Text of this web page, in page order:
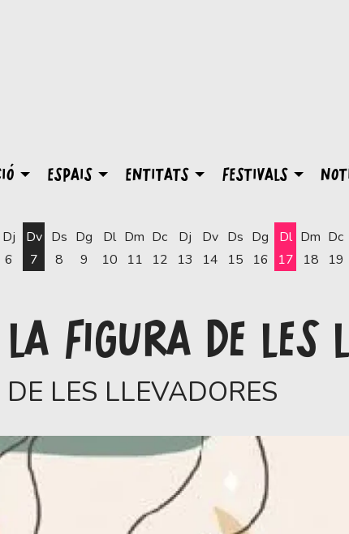
ESPAIS ENTITATS FESTIVALS
Dj
6
Dv
7
Ds
8
Dg
9
Dl
10
Dm
11
Dc
12
Dj
13
Dv
14
Ds
15
Dg
16
Dl
17
Dm
18
Dc
19
FIGURA DE LES
LES LLEVADORES